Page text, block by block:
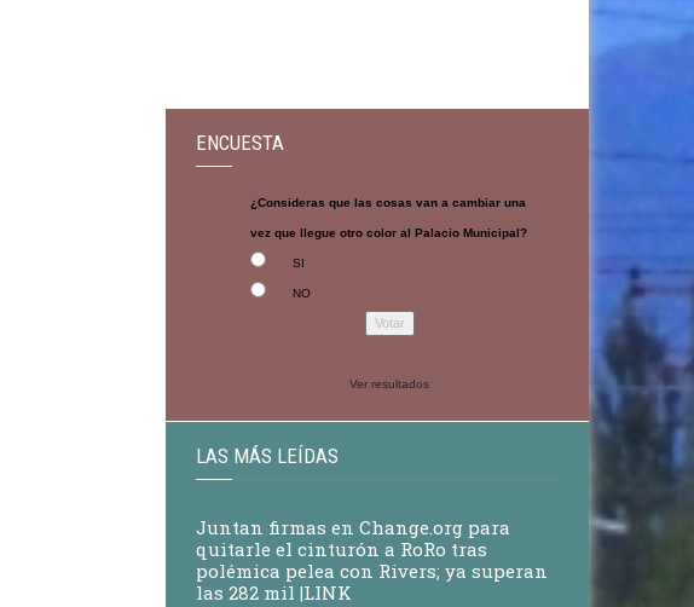
ENCUESTA
¿Consideras que las cosas van a cambiar una
vez que llegue otro color al Palacio Municipal?
SI
NO
Ver resultados
LAS MÁS LEÍDAS
Juntan firmas en Change.org para
quitarle el cinturón a RoRo tras
polémica pelea con Rivers; ya superan
las 282 mil |LINK